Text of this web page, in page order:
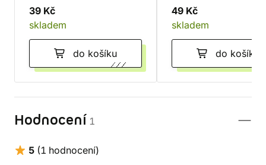
39 Kč
skladem
do košíku
49 Kč
skladem
do košíku
Hodnocení 1
5 (1 hodnocení)